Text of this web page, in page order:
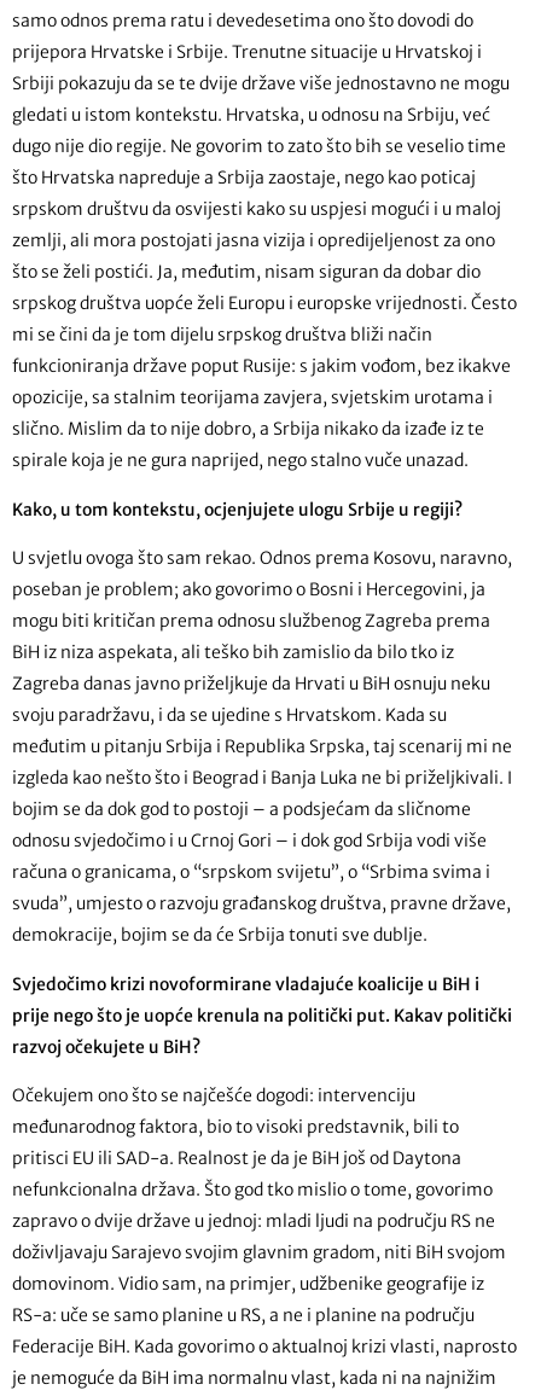
samo odnos prema ratu i devedesetima ono što dovodi do
prijepora Hrvatske i Srbije. Trenutne situacije u Hrvatskoj i
Srbiji pokazuju da se te dvije države više jednostavno ne mogu
gledati u istom kontekstu. Hrvatska, u odnosu na Srbiju, već
dugo nije dio regije. Ne govorim to zato što bih se veselio time
što Hrvatska napreduje a Srbija zaostaje, nego kao poticaj
srpskom društvu da osvijesti kako su uspjesi mogući i u maloj
zemlji, ali mora postojati jasna vizija i opredijeljenost za ono
što se želi postići. Ja, međutim, nisam siguran da dobar dio
srpskog društva uopće želi Europu i europske vrijednosti. Često
mi se čini da je tom dijelu srpskog društva bliži način
funkcioniranja države poput Rusije: s jakim vođom, bez ikakve
opozicije, sa stalnim teorijama zavjera, svjetskim urotama i
slično. Mislim da to nije dobro, a Srbija nikako da izađe iz te
spirale koja je ne gura naprijed, nego stalno vuče unazad.
Kako, u tom kontekstu, ocjenjujete ulogu Srbije u regiji?
U svjetlu ovoga što sam rekao. Odnos prema Kosovu, naravno,
poseban je problem; ako govorimo o Bosni i Hercegovini, ja
mogu biti kritičan prema odnosu službenog Zagreba prema
BiH iz niza aspekata, ali teško bih zamislio da bilo tko iz
Zagreba danas javno priželjkuje da Hrvati u BiH osnuju neku
svoju paradržavu, i da se ujedine s Hrvatskom. Kada su
međutim u pitanju Srbija i Republika Srpska, taj scenarij mi ne
izgleda kao nešto što i Beograd i Banja Luka ne bi priželjkivali. I
bojim se da dok god to postoji – a podsjećam da sličnome
odnosu svjedočimo i u Crnoj Gori – i dok god Srbija vodi više
računa o granicama, o “srpskom svijetu”, o “Srbima svima i
svuda”, umjesto o razvoju građanskog društva, pravne države,
demokracije, bojim se da će Srbija tonuti sve dublje.
Svjedočimo krizi novoformirane vladajuće koalicije u BiH i
prije nego što je uopće krenula na politički put. Kakav politički
razvoj očekujete u BiH?
Očekujem ono što se najčešće dogodi: intervenciju
međunarodnog faktora, bio to visoki predstavnik, bili to
pritisci EU ili SAD-a. Realnost je da je BiH još od Daytona
nefunkcionalna država. Što god tko mislio o tome, govorimo
zapravo o dvije države u jednoj: mladi ljudi na području RS ne
doživljavaju Sarajevo svojim glavnim gradom, niti BiH svojom
domovinom. Vidio sam, na primjer, udžbenike geografije iz
RS-a: uče se samo planine u RS, a ne i planine na području
Federacije BiH. Kada govorimo o aktualnoj krizi vlasti, naprosto
je nemoguće da BiH ima normalnu vlast, kada ni na najnižim